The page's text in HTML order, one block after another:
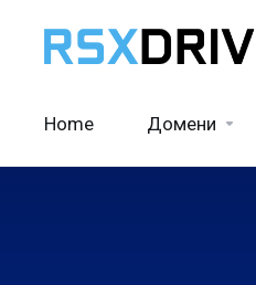
Home Домени